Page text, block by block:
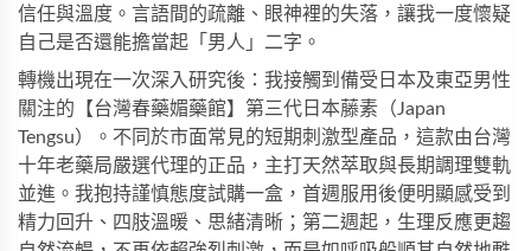
信任與溫度。言語間的疏離、眼神裡的失落，讓我一度懷疑
自己是否還能擔當起「男人」二字。
轉機出現在一次深入研究後：我接觸到備受日本及東亞男性
關注的【台灣春藥媚藥館】 第三代日本藤素（Japan
Tengsu）
。不同於市面常見的短期刺激型產品，這款由台灣
十年老藥局嚴選代理的正品，主打天然萃取與長期調理雙軌
並進。我抱持謹慎態度試購一盒，首週服用後便明顯感受到
精力回升、四肢溫暖、思緒清晰；第二週起，生理反應更趨